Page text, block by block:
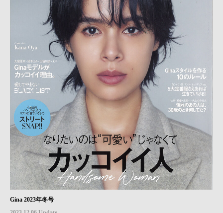
Gina 2023年冬号